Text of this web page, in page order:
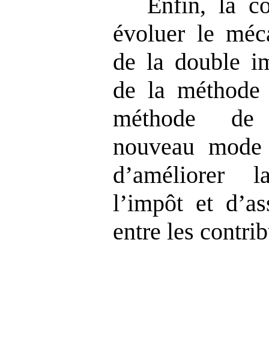
évoluer le
de la double
de la
méthode
nouveau
d’améliorer
l’impôt et
entre les